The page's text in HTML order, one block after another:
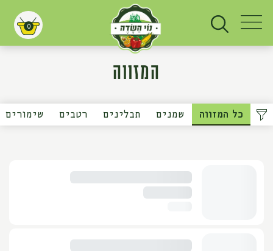
עגלת קניות
0
המזווה
כל המזווה שמנים תבלינים רטבים שימורים